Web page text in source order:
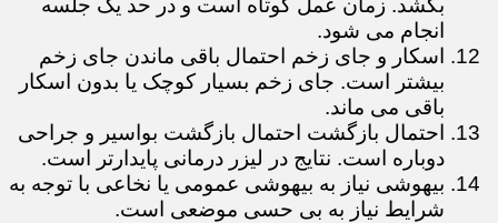
بکشد. زمان عمل کوتاه است و در حد یک جلسه
انجام می شود.
اسکار و جای زخم احتمال باقی ماندن جای زخم
بیشتر است. جای زخم بسیار کوچک یا بدون اسکار
باقی می ماند.
احتمال بازگشت احتمال بازگشت بواسیر و جراحی
دوباره است. نتایج در لیزر درمانی پایدارتر است.
بیهوشی نیاز به بیهوشی عمومی یا نخاعی با توجه به
شرایط نیاز به بی حسی موضعی است.